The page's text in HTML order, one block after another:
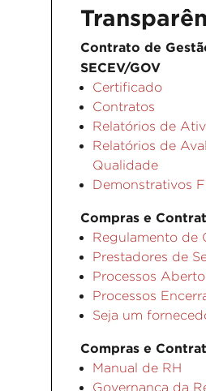
Contrato de
SECEV/GOV
Certificado
Contratos
Relatórios de
Relatórios de
Qualidade
Demonstrativos
Compras e
Regulamento de
Prestadores de
Processos
Processos
Seja um
Compras e
Manual de RH
Governança da